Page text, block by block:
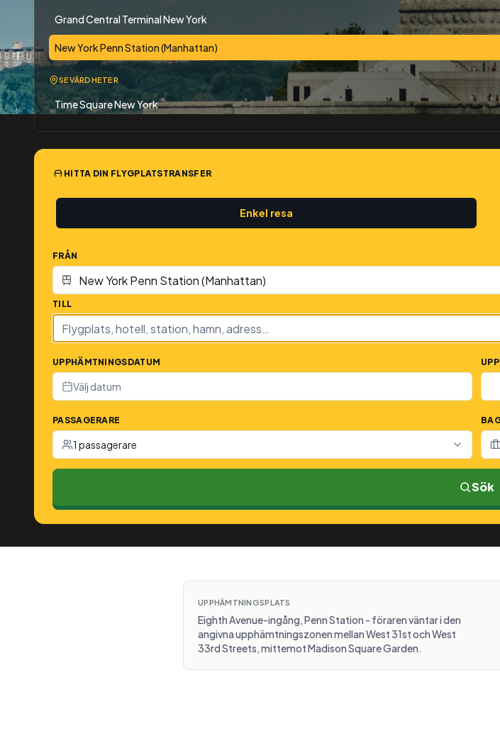
Grand Central Terminal New York
New York Penn Station (Manhattan)
SEVÄRDHETER
Time Square New York
HITTA DIN FLYGPLATSTRANSFER
Enkel resa
FRÅN
TILL
UPPHÄMTNINGSDATUM
Välj datum
PASSAGERARE
1 passagerare
Sök
UPPHÄMTNINGSPLATS
Eighth Avenue-ingång, Penn Station - föraren väntar i den
angivna upphämtningszonen mellan West 31st och West
33rd Streets, mittemot Madison Square Garden.